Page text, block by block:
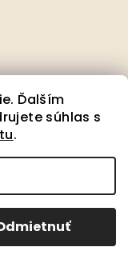
Ďalším
súhlas s
tu.
. Všetky práva
cookies